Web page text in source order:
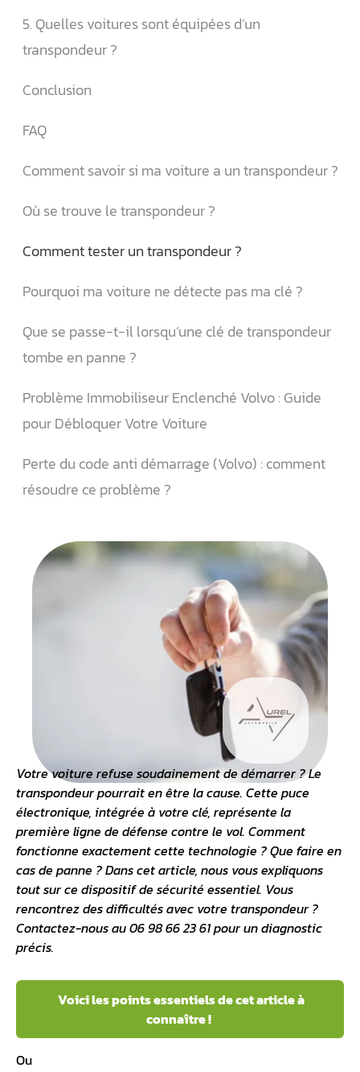
5. Quelles voitures sont équipées d’un
transpondeur ?
Conclusion
FAQ
Comment savoir si ma voiture a un transpondeur ?
Où se trouve le transpondeur ?
Comment tester un transpondeur ?
Pourquoi ma voiture ne détecte pas ma clé ?
Que se passe-t-il lorsqu’une clé de transpondeur
tombe en panne ?
Problème Immobiliseur Enclenché Volvo : Guide
pour Débloquer Votre Voiture
Perte du code anti démarrage (Volvo) : comment
résoudre ce problème ?
Votre voiture refuse soudainement de démarrer ? Le
transpondeur pourrait en être la cause. Cette puce
électronique, intégrée à votre clé, représente la
première ligne de défense contre le vol. Comment
fonctionne exactement cette technologie ? Que faire en
cas de panne ? Dans cet article, nous vous expliquons
tout sur ce dispositif de sécurité essentiel. Vous
rencontrez des difficultés avec votre transpondeur ?
Contactez-nous au 06 98 66 23 61 pour un diagnostic
précis.
Voici les points essentiels de cet article à
connaître !
Ou